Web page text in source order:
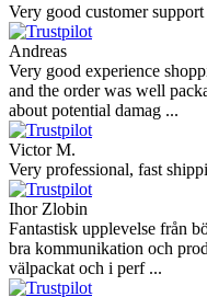
Very good customer
Andreas
Very good experience
and the order was well
about potential damag ...
Victor M.
Very professional, fast
Ihor Zlobin
Fantastisk upplevelse från
bra kommunikation och
välpackat och i perf ...